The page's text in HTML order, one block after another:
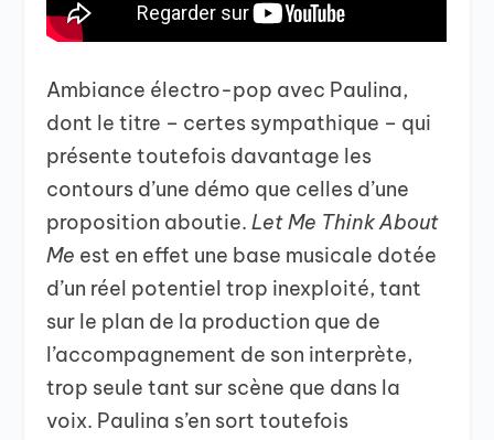
Ambiance électro-pop avec Paulina,
dont le titre – certes sympathique – qui
présente toutefois davantage les
contours d’une démo que celles d’une
proposition aboutie.Let Me Think About
Me est en effet une base musicale dotée
d’un réel potentiel trop inexploité, tant
sur le plan de la production que de
l’accompagnement de son interprète,
trop seule tant sur scène que dans la
voix. Paulina s’en sort toutefois